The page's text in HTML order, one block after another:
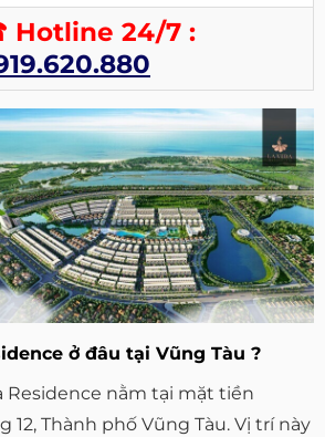
24/7 :
ở đâu tại Vũng Tàu ?
Residence nằm tại mặt tiền
12, Thành phố Vũng Tàu. Vị trí này